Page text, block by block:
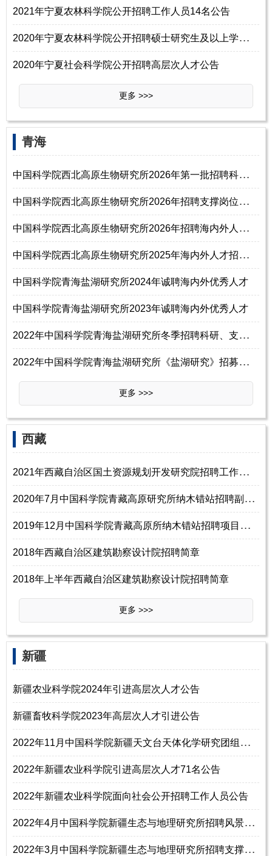
2021年宁夏农林科学院公开招聘工作人员14名公告
2
020年宁夏农林科学院公开招聘硕士研究生及以上学历工作人员公告
2020年宁夏社会科学院公开招聘高层次人才公告
更多 >>>
青海
中
国科学院西北高原生物研究所2026年第一批招聘科研岗位人员启事
中
国科学院西北高原生物研究所2026年招聘支撑岗位人员启事
中
国科学院西北高原生物研究所2026年招聘海内外人才启事
中
国科学院西北高原生物研究所2025年海内外人才招聘启事
中国科学院青海盐湖研究所2024年诚聘海内外优秀人才
中国科学院青海盐湖研究所2023年诚聘海内外优秀人才
2
022年中国科学院青海盐湖研究所冬季招聘科研、支撑及管理岗位启事
2
022年中国科学院青海盐湖研究所《盐湖研究》招募青年编委启事（第二批）
更多 >>>
西藏
2
021年西藏自治区国土资源规划开发研究院招聘工作人员2名公告
2
020年7月中国科学院青藏高原研究所纳木错站招聘副站长启事
2
019年12月中国科学院青藏高原所纳木错站招聘项目聘用人员启事
2018年西藏自治区建筑勘察设计院招聘简章
2018年上半年西藏自治区建筑勘察设计院招聘简章
更多 >>>
新疆
新疆农业科学院2024年引进高层次人才公告
新疆畜牧科学院2023年高层次人才引进公告
2
022年11月中国科学院新疆天文台天体化学研究团组招聘科研岗位人员启事
2022年新疆农业科学院引进高层次人才71名公告
2022年新疆农业科学院面向社会公开招聘工作人员公告
2
022年4月中国科学院新疆生态与地理研究所招聘风景园林设计工程师岗位人员1名启事
2
022年3月中国科学院新疆生态与地理研究所招聘支撑岗位人员1名启事